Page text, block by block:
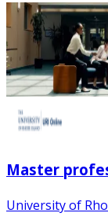
Master
University of